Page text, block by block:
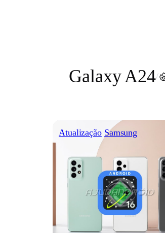
Galaxy A24/
Atualização Samsung